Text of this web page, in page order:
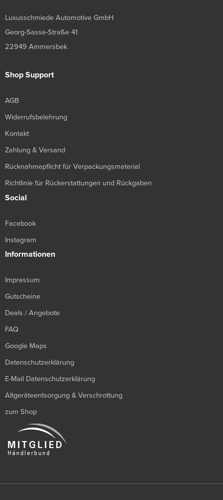
Luxusschmiede Automotive GmbH
Georg-Sasse-Straße 41
22949 Ammersbek
Shop Support
AGB
Widerrufsbelehrung
Kontakt
Zahlung & Versand
Rücknahmepflicht für Verpackungsmaterial
Richtlinie für Rückerstattungen und Rückgaben
Social
Facebook
Instagram
Informationen
Impressum
Gutscheine
Deals / Angebote
FAQ
Google Maps
Datenschutzerklärung
E-Mail Datenschutzerklärung
Altgeräteentsorgung & Verschrottung
zum Shop